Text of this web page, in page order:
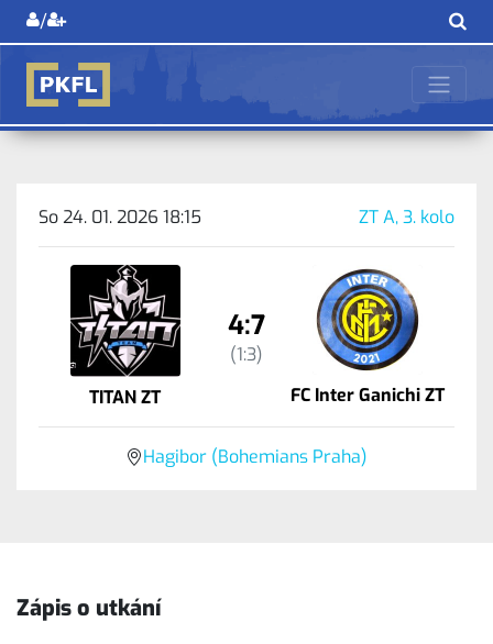
/
So 24. 01. 2026 18:15 ZT A, 3. kolo
TITAN ZT
4:7
(1:3)
FC Inter Ganichi ZT
Hagibor (Bohemians Praha)
Zápis o utkání